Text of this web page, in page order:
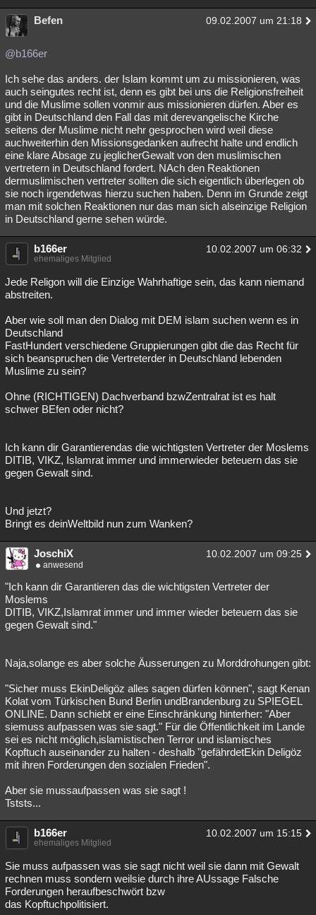
Befen 09.02.2007 um 21:18
@b166er
Ich sehe das anders. der Islam kommt um zu missionieren, was
auch seingutes recht ist, denn es gibt bei uns die Religionsfreiheit
und die Muslime sollen vonmir aus missionieren dürfen. Aber es
gibt in Deutschland den Fall das mit derevangelische Kirche
seitens der Muslime nicht nehr gesprochen wird weil diese
auchweiterhin den Missionsgedanken aufrecht halte und endlich
eine klare Absage zu jeglicherGewalt von den muslimischen
vertretern in Deutschland fordert. NAch den Reaktionen
dermuslimischen vertreter sollten die sich eigentlich überlegen ob
sie noch irgendetwas hierzu suchen haben. Denn im Grunde zeigt
man mit solchen Reaktionen nur das man sich alseinzige Religion
in Deutschland gerne sehen würde.
b166er 10.02.2007 um 06:32
ehemaliges Mitglied
Jede Religon will die Einzige Wahrhaftige sein, das kann niemand
abstreiten.
Aber wie soll man den Dialog mit DEM islam suchen wenn es in
Deutschland
FastHundert verschiedene Gruppierungen gibt die das Recht für
sich beanspruchen die Vertreterder in Deutschland lebenden
Muslime zu sein?
Ohne (RICHTIGEN) Dachverband bzwZentralrat ist es halt
schwer BEfen oder nicht?
Ich kann dir Garantierendas die wichtigsten Vertreter der Moslems
DITIB, VIKZ, Islamrat immer und immerwieder beteuern das sie
gegen Gewalt sind.
Und jetzt?
Bringt es deinWeltbild nun zum Wanken?
JoschiX 10.02.2007 um 09:25
anwesend
"Ich kann dir Garantieren das die wichtigsten Vertreter der
Moslems
DITIB, VIKZ,Islamrat immer und immer wieder beteuern das sie
gegen Gewalt sind."
Naja,solange es aber solche Äusserungen zu Morddrohungen gibt:
"Sicher muss EkinDeligöz alles sagen dürfen können", sagt Kenan
Kolat vom Türkischen Bund Berlin undBrandenburg zu SPIEGEL
ONLINE. Dann schiebt er eine Einschränkung hinterher: "Aber
siemuss aufpassen was sie sagt." Für die Öffentlichkeit im Lande
sei es nicht möglich,islamistischen Terror und islamisches
Kopftuch auseinander zu halten - deshalb "gefährdetEkin Deligöz
mit ihren Forderungen den sozialen Frieden".
Aber sie mussaufpassen was sie sagt !
Tststs...
b166er 10.02.2007 um 15:15
ehemaliges Mitglied
Sie muss aufpassen was sie sagt nicht weil sie dann mit Gewalt
rechnen muss sondern weilsie durch ihre AUssage Falsche
Forderungen heraufbeschwört bzw
das Kopftuchpolitisiert.